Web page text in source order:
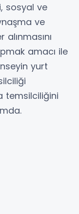
sosyal ve
ve
amacı ile
yurt
temsilciliğini